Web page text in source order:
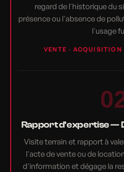
regard de l'historique du
présence ou l'absence de
l'usage
VENTE · ACQUISITION
Rapport d'expertise —
Visite terrain et rapport à
l'acte de vente ou de
d'information et dégage la